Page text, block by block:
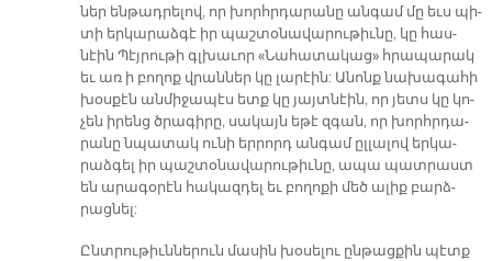
ներ են­թադ­րե­լով, որ խորհր­դա­րա­նը ան­գամ մը եւս պի­
տի եր­կա­րաձ­գէ իր պաշ­տօ­նա­վա­րու­թիւ­նը, կը հաս­
նէին Պէյ­րու­թի գլխա­ւոր «Նա­հա­տա­կա­ց» հրա­պա­րակ
եւ առ ի բո­ղոք վրան­ներ կը լա­րէին: Ա­նոնք նա­խա­գա­հի
խօս­քէն ան­մի­ջա­պէս ետք կը յայտ­նէին, որ յետս կը կո­
չեն ի­րենց ծրա­գի­րը, սա­կայն ե­թէ զգան, որ խորհր­դա­
րա­նը նպա­տակ ու­նի եր­րորդ ան­գամ ըլ­լա­լով եր­կա­
րաձ­գել իր պաշ­տօ­նա­վա­րու­թիւ­նը, ա­պա պատ­րաստ
են ա­րա­գօ­րէն հա­կազ­դել եւ բո­ղո­քի մեծ ա­լիք բարձ­
րաց­նել:
Ընտ­րու­թիւն­նե­րուն մա­սին խօ­սե­լու ըն­թաց­քին պէտք